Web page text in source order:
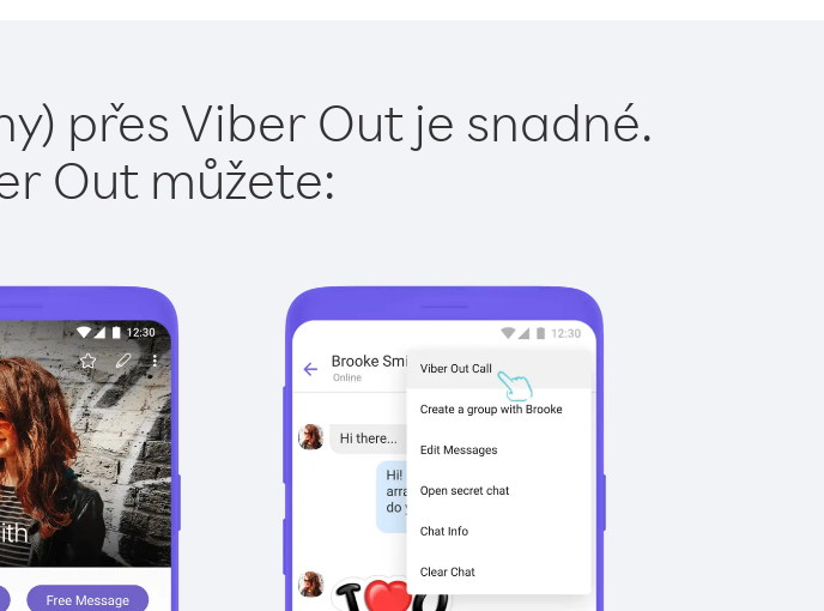
přes Viber Out je snadné.
Out můžete: